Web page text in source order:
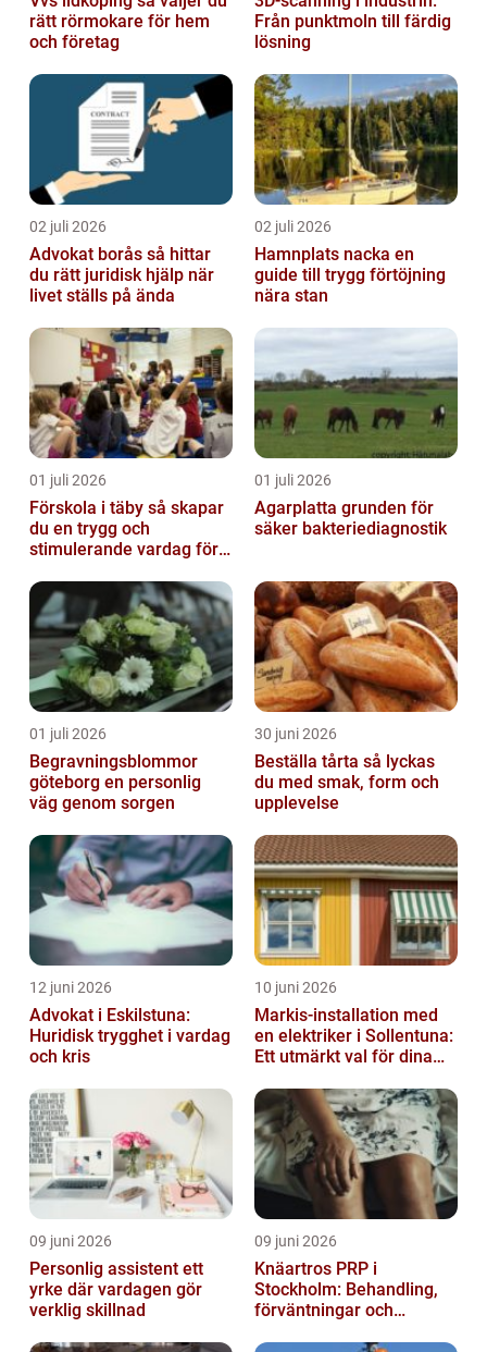
rätt rörmokare för hem
och företag
Från punktmoln till färdig
lösning
02 juli 2026
Advokat borås så hittar
du rätt juridisk hjälp när
livet ställs på ända
02 juli 2026
Hamnplats nacka en
guide till trygg förtöjning
nära stan
01 juli 2026
Förskola i täby så skapar
du en trygg och
stimulerande vardag för
01 juli 2026
Agarplatta grunden för
säker bakteriediagnostik
01 juli 2026
Begravningsblommor
göteborg en personlig
väg genom sorgen
30 juni 2026
Beställa tårta så lyckas
du med smak, form och
upplevelse
12 juni 2026
Advokat i Eskilstuna:
Huridisk trygghet i vardag
och kris
10 juni 2026
Markis-installation med
en elektriker i Sollentuna:
Ett utmärkt val för dina
09 juni 2026
Personlig assistent ett
yrke där vardagen gör
verklig skillnad
09 juni 2026
Knäartros PRP i
Stockholm: Behandling,
förväntningar och